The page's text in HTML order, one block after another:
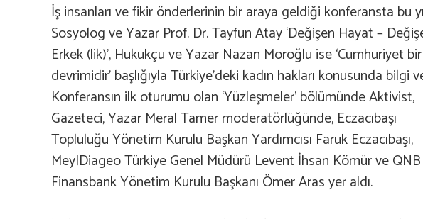
İş insanları ve fikir önderlerinin bir araya geldiği konferansta bu
Sosyolog ve Yazar Prof. Dr. Tayfun Atay ‘Değişen Hayat –
Erkek (lik)’, Hukukçu ve Yazar Nazan Moroğlu ise ‘Cumhuriyet
devrimidir’ başlığıyla Türkiye’deki kadın hakları konusunda bilgi
Konferansın ilk oturumu olan ‘Yüzleşmeler’ bölümünde Aktivist,
Gazeteci, Yazar Meral Tamer moderatörlüğünde, Eczacıbaşı
Topluluğu Yönetim Kurulu Başkan Yardımcısı Faruk Eczacıbaşı,
Mey|Diageo Türkiye Genel Müdürü Levent İhsan Kömür ve QNB
Finansbank Yönetim Kurulu Başkanı Ömer Aras yer aldı.